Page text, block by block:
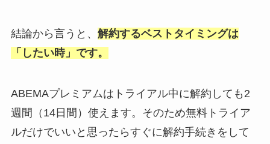
結論から言うと、 解約するベストタイミングは
「したい時」です。
ABEMAプレミアムはトライアル中に解約しても2
週間（14日間）使えます。そのため無料トライア
ルだけでいいと思ったらすぐに解約手続きをして